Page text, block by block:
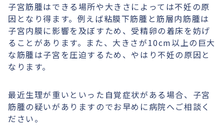
子宮筋腫はできる場所や大きさによっては不妊の原
因となり得ます。例えば粘膜下筋腫と筋層内筋腫は
子宮内膜に影響を及ぼすため、受精卵の着床を妨げ
ることがあります。また、大きさが10cm以上の巨大
な筋腫は子宮を圧迫するため、やはり不妊の原因と
なります。
最近生理が重いといった自覚症状がある場合、子宮
筋腫の疑いがありますのでお早めに病院へご相談く
ださい。